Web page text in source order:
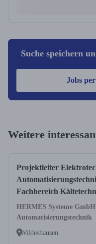
Suche speichern
Jobs
Weitere
Projektleiter
Fachbereich
HERMES Systeme
Automatisierungstechnik
Wildeshausen